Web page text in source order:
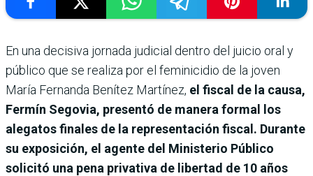
En una decisiva jornada judicial dentro del juicio oral y
público que se realiza por el feminicidio de la joven
María Fernanda Benítez Martínez, el fiscal de la causa,
Fermín Segovia, presentó de manera formal los
alegatos finales de la representación fiscal. Durante
su exposición, el agente del Ministerio Público
solicitó una pena privativa de libertad de 10 años